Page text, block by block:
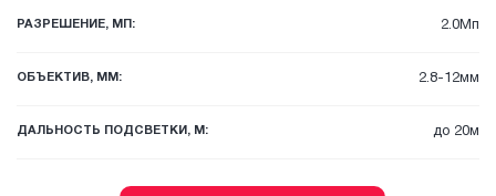
РАЗРЕШЕНИЕ, МП: 2.0Мп
ОБЪЕКТИВ, ММ: 2.8-12мм
ДАЛЬНОСТЬ ПОДСВЕТКИ, М: до 20м